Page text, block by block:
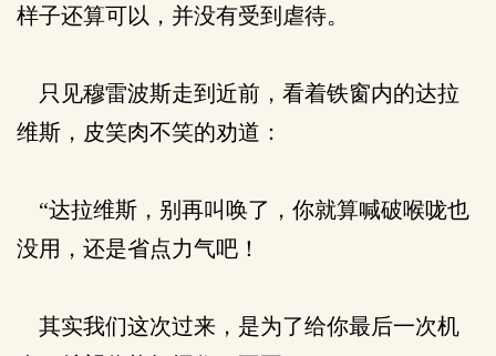
样子还算可以，并没有受到虐待。
只见穆雷波斯走到近前，看着铁窗内的达拉
维斯，皮笑肉不笑的劝道：
“达拉维斯，别再叫唤了，你就算喊破喉咙也
没用，还是省点力气吧！
其实我们这次过来，是为了给你最后一次机